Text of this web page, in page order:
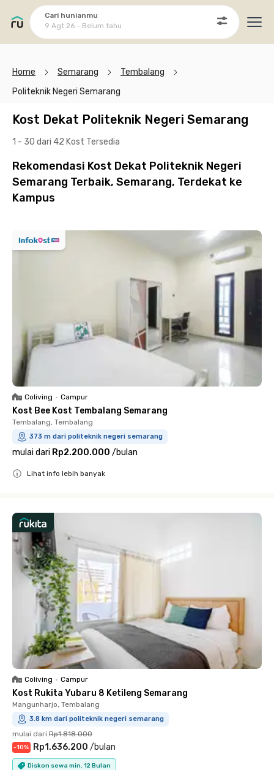
Cari hunianmu
9 Agt 26 - Belum tahu
Home Semarang
Tembalang
Politeknik Negeri Semarang
Kost Dekat Politeknik Negeri Semarang
1 - 30 dari 42 Kost Tersedia
Rekomendasi Kost Dekat Politeknik Negeri
Semarang Terbaik, Semarang, Terdekat ke
Kampus
Coliving • Campur
Kost Bee Kost Tembalang Semarang
Tembalang, Tembalang
373 m dari politeknik negeri semarang
mulai dari Rp2.200.000 /bulan
Lihat info lebih banyak
Coliving • Campur
Kost Rukita Yubaru 8 Ketileng Semarang
Mangunharjo, Tembalang
3.8 km dari politeknik negeri semarang
mulai dari Rp1.818.000
-10% Rp1.636.200 /bulan
Diskon sewa min. 12 Bulan